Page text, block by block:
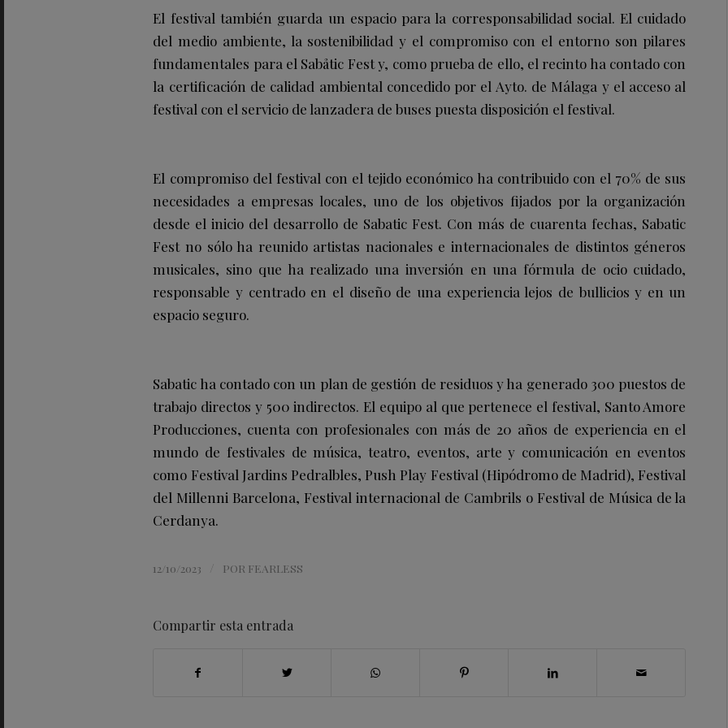
El festival también guarda un espacio para la corresponsabilidad social. El cuidado
del medio ambiente, la sostenibilidad y el compromiso con el entorno son pilares
fundamentales para el Sabåtic Fest y, como prueba de ello, el recinto ha contado con
la certificación de calidad ambiental concedido por el Ayto. de Málaga y el acceso al
festival con el servicio de lanzadera de buses puesta disposición el festival.
El compromiso del festival con el tejido económico ha contribuido con el 70% de sus
necesidades a empresas locales, uno de los objetivos fijados por la organización
desde el inicio del desarrollo de Sabatic Fest. Con más de cuarenta fechas, Sabatic
Fest no sólo ha reunido artistas nacionales e internacionales de distintos géneros
musicales, sino que ha realizado una inversión en una fórmula de ocio cuidado,
responsable y centrado en el diseño de una experiencia lejos de bullicios y en un
espacio seguro.
Sabatic ha contado con un plan de gestión de residuos y ha generado 300 puestos de
trabajo directos y 500 indirectos. El equipo al que pertenece el festival, Santo Amore
Producciones, cuenta con profesionales con más de 20 años de experiencia en el
mundo de festivales de música, teatro, eventos, arte y comunicación en eventos
como Festival Jardins Pedralbles, Push Play Festival (Hipódromo de Madrid), Festival
del Millenni Barcelona, Festival internacional de Cambrils o Festival de Música de la
Cerdanya.
12/10/2023 POR FEARLESS
Compartir esta entrada